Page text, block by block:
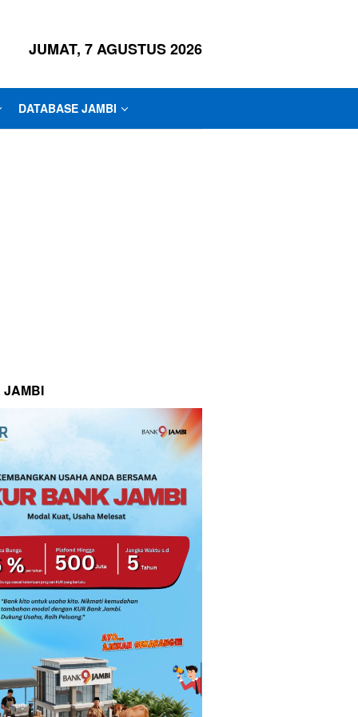
JUMAT, 7 AGUSTUS 2026
DATABASE JAMBI